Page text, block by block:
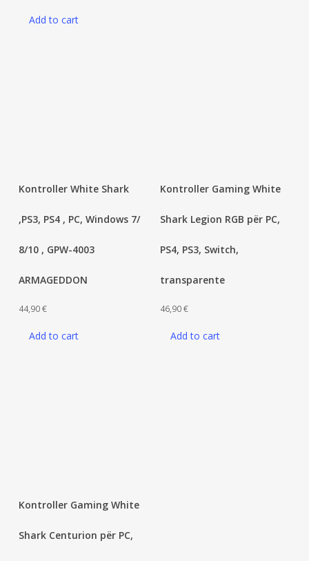
Add to cart
Add to cart
Kontroller White Shark
,PS3, PS4 , PC, Windows 7/
8/10 , GPW-4003
ARMAGEDDON
44,90€
Add to cart
Kontroller Gaming White
Shark Legion RGB për PC,
PS4, PS3, Switch,
transparente
46,90€
Kontroller Gaming White
Shark Centurion për PC,